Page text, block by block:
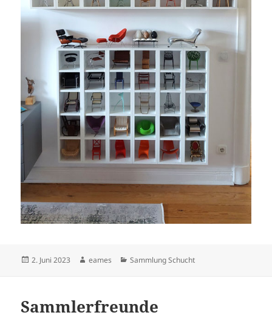
Veröffentlicht
2. Juni 2023 Autor
eames Kategorien
Sammlung Schucht
Sammlerfreunde